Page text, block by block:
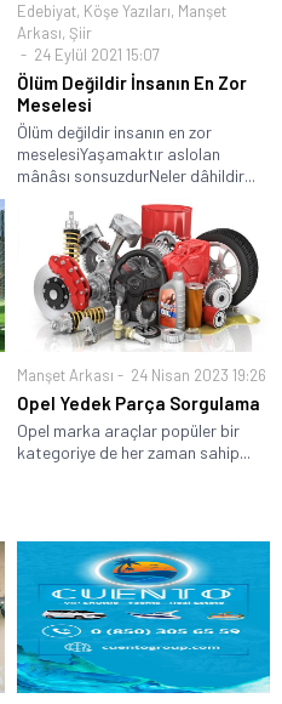
Edebiyat, Köşe Yazıları, Manşet
Arkası, Şiir
24 Eylül 2021 15:07
Ölüm Değildir İnsanın En Zor
Meselesi
Ölüm değildir insanın en zor
meselesiYaşamaktır aslolan
mânâsı sonsuzdurNeler dâhildir...
Manşet Arkası 24 Nisan 2023 19:26
Opel Yedek Parça Sorgulama
Opel marka araçlar popüler bir
kategoriye de her zaman sahip...